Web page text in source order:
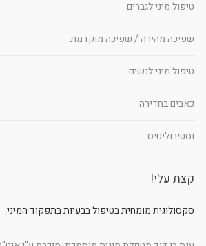
טיפול מיני לגברים
שפיכה מהירה / שפיכה מוקדמת
טיפול מיני לנשים
כאבים בחדירה
וסטיבוליטיס
קצת עלי!
סקסולוגית מומחית בטיפול בבעיות בתפקוד המיני.